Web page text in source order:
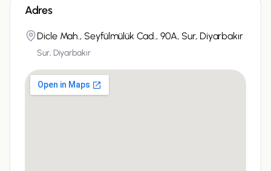
Adres
Dicle Mah., Seyfülmülük Cad., 90A, Sur, Diyarbakır
Sur, Diyarbakır